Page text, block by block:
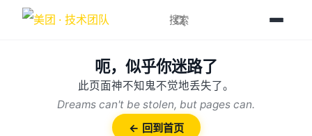
呃，似乎你迷路了
此页面神不知鬼不觉地丢失了。
Dreams can't be stolen, but pages can.
← 回到首页